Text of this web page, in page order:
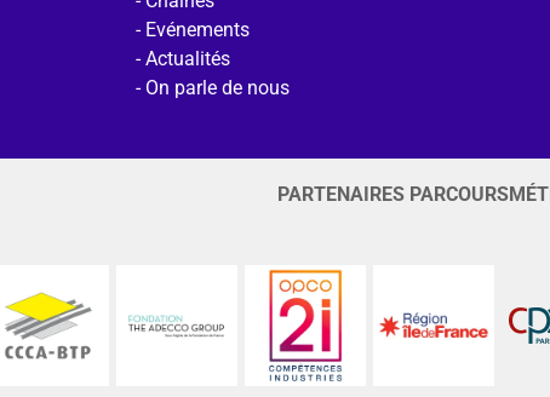
Evénements
Actualités
On parle de nous
PARTENAIRES